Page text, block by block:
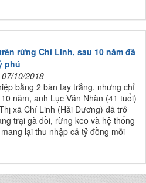
rừng Chí Linh, sau 10 năm đã
phú
10/2018
bằng 2 bàn tay trắng, nhưng chỉ
năm, anh Lục Văn Nhàn (41 tuổi)
xã Chí Linh (Hải Dương) đã trở
trại gà đồi, rừng keo và hệ thống
lại thu nhập cả tỷ đồng mỗi